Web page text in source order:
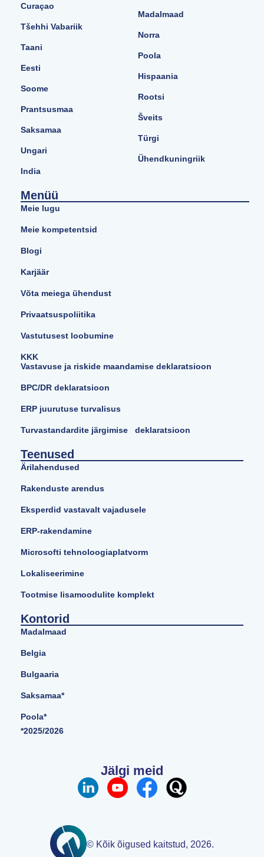
Curaçao
Tšehhi Vabariik
Taani
Eesti
Soome
Prantsusmaa
Saksamaa
Ungari
India
Madalmaad
Norra
Poola
Hispaania
Rootsi
Šveits
Türgi
Ühendkuningriik
Menüü
Meie lugu
Meie kompetentsid
Blogi
Karjäär
Võta meiega ühendust
Privaatsuspoliitika
Vastutusest loobumine
KKK
Vastavuse ja riskide maandamise deklaratsioon
BPC/DR deklaratsioon
ERP juurutuse turvalisus
Turvastandardite järgimise deklaratsioon
Teenused
Ärilahendused
Rakenduste arendus
Eksperdid vastavalt vajadusele
ERP-rakendamine
Microsofti tehnoloogiaplatvorm
Lokaliseerimine
Tootmise lisamoodulite komplekt
Kontorid
Madalmaad
Belgia
Bulgaaria
Saksamaa*
Poola*
*2025/2026
Jälgi meid
© Kõik õigused kaitstud, 2026.